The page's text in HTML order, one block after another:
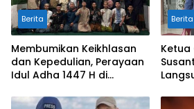
Berita
Membumikan Keikhlasan
dan Kepedulian, Perayaan
Idul Adha 1447 H di
Berita
Ketua